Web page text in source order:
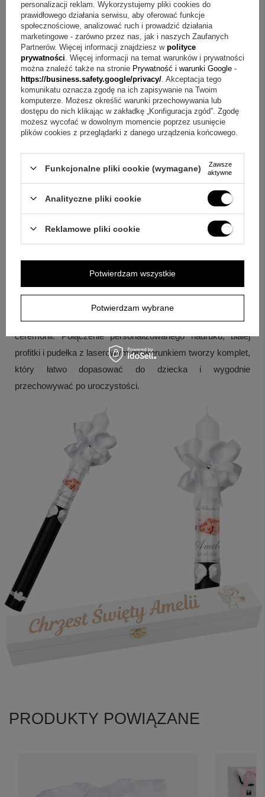
wtłaczamy go do środka tkaniny, dzięki czemu jest trwały i
estetyczny.
Pytanie:Jak wygląda grawer na pudełku?Odpowiedź:
białym, drewnianym pudełku grawerujemy imię dziecka z
dopiskiem chrzest święty, a grawerunek powstaje metodą
laserową.
Pytanie: Jak przygotować projekt personalizacji?
Pytanie:Czy to świeca do chrztu z imieniem i datą?
Odpowiedź:Tak, personalizacja obejmuje imię dziecka i
datę uroczystości chrztu świętego, a dodatkowo można
Gotowy pomysł na prezent
Jeśli zależy Ci na mocnym, kontrastowym stylu oraz
dopracowanych detalach, ten zestaw będzie spójną oprawą
ceremonii. Połączenie personalizowanego nadruku, białej
profitki i pudełka z laserowym grawerunkiem tworzy komplet,
który łatwo dopasować do dziecka i wygodnie
przechowywać po uroczystości.
PRODUKTY POWIĄZANE
personalizacji reklam. Wykorzystujemy pliki cookies do
prawidłowego działania serwisu, aby oferować funkcje
społecznościowe, analizować ruch i prowadzić działania
marketingowe - zarówno przez nas, jak i naszych Zaufanych
Partnerów. Więcej informacji znajdziesz w polityce
prywatności . Więcej informacji na temat warunków i prywatności
można znaleźć także na stronie Prywatność i warunki Google -
https://business.safety.google/privacy/ . Akceptacja tego
komunikatu oznacza zgodę na ich zapisywanie na Twoim
komputerze. Możesz określić warunki przechowywania lub
dostępu do nich klikając w zakładkę „Konfiguracja zgód”. Zgodę
możesz wycofać w dowolnym momencie poprzez usunięcie
plików cookies z przeglądarki z danego urządzenia końcowego.
Funkcjonalne pliki cookie (wymagane)
Zawsze
aktywne
Analityczne pliki cookie
Reklamowe pliki cookie
Potwierdzam wybrane
Potwierdzam wszystkie